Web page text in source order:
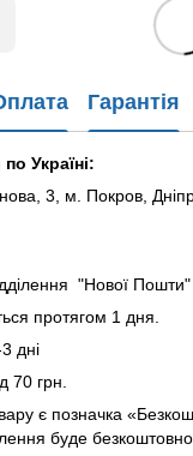
Гарантія
Україні:
3, м. Покров,
"Нової Пошти"
протягом 1 дня.
дні
70 грн.
є позначка
буде